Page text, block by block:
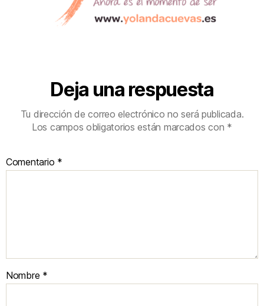
Deja una respuesta
Tu dirección de correo electrónico no será publicada.
Los campos obligatorios están marcados con *
Comentario *
Nombre *